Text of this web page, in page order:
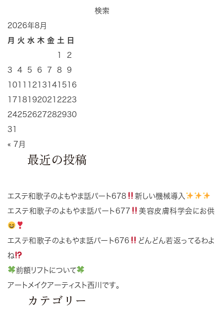
検索
2026年8月
月
火 水 木 金 土
日
2
3
4 5 6 7 8
9
10
12 13 14 15 16
17 18 192021 2223
24252627282930
31
« 7月
最近の投稿
エステ和歌子のよもやま話パート678
新しい機械導入
エステ和歌子のよもやま話パート677
美容皮膚科学会にお供
エステ和歌子のよもやま話パート676
どんどん若返ってるわよ
ね
前額リフトについて
アートメイクアーティスト西川です。
カテゴリー